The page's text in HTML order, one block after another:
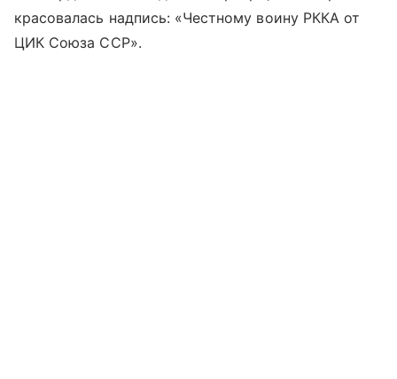
красовалась надпись: «Честному воину РККА от
ЦИК Союза ССР».